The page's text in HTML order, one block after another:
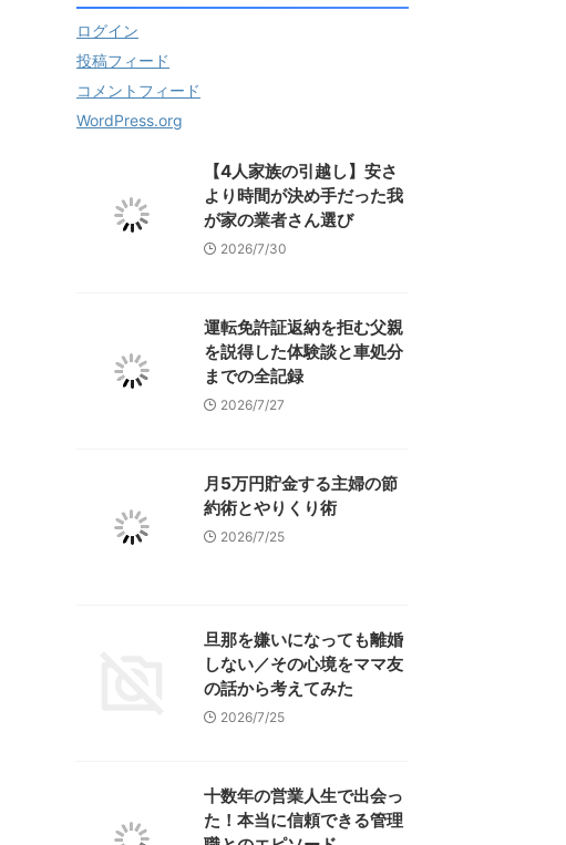
ログイン
投稿フィード
コメントフィード
WordPress.org
【4人家族の引越し】安さ
より時間が決め手だった我
が家の業者さん選び
2026/7/30
運転免許証返納を拒む父親
を説得した体験談と車処分
までの全記録
2026/7/27
月5万円貯金する主婦の節
約術とやりくり術
2026/7/25
旦那を嫌いになっても離婚
しない／その心境をママ友
の話から考えてみた
2026/7/25
十数年の営業人生で出会っ
た！本当に信頼できる管理